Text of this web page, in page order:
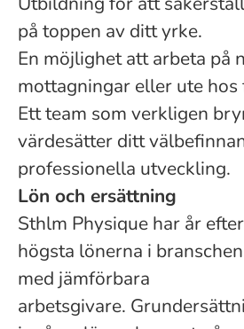
på toppen av ditt yrke.
En möjlighet att arbeta på
mottagningar eller ute hos
Ett team som verkligen
värdesätter ditt
professionella utveckling.
Lön och ersättning
Sthlm Physique har år
högsta lönerna i
med jämförbara
arbetsgivare.